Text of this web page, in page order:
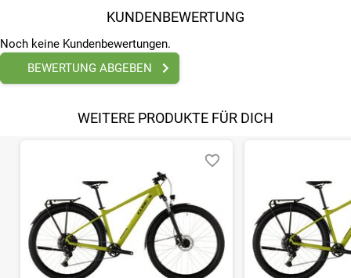
KUNDENBEWERTUNG
Noch keine Kundenbewertungen.
BEWERTUNG ABGEBEN
WEITERE PRODUKTE FÜR DICH